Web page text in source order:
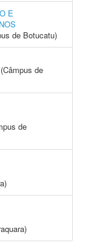
E
de Botucatu)
de
de